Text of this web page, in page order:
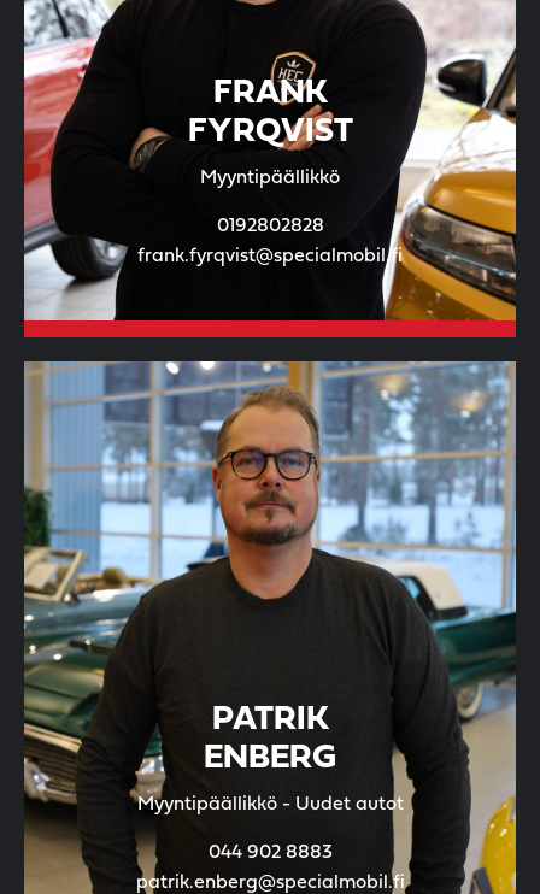
FRANK
FYRQVIST
Myyntipäällikkö
0192802828
frank.fyrqvist@specialmobil.fi
PATRIK
ENBERG
Myyntipäällikkö - Uudet autot
044 902 8883
patrik.enberg@specialmobil.fi